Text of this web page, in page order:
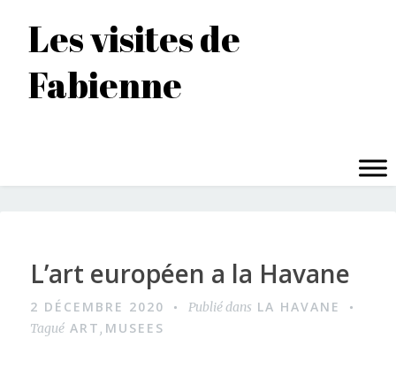
contenu
principal
Les visites de
Fabienne
L’art européen a la Havane
2 DÉCEMBRE 2020 Publié dans LA HAVANE
Tagué ART, MUSEES